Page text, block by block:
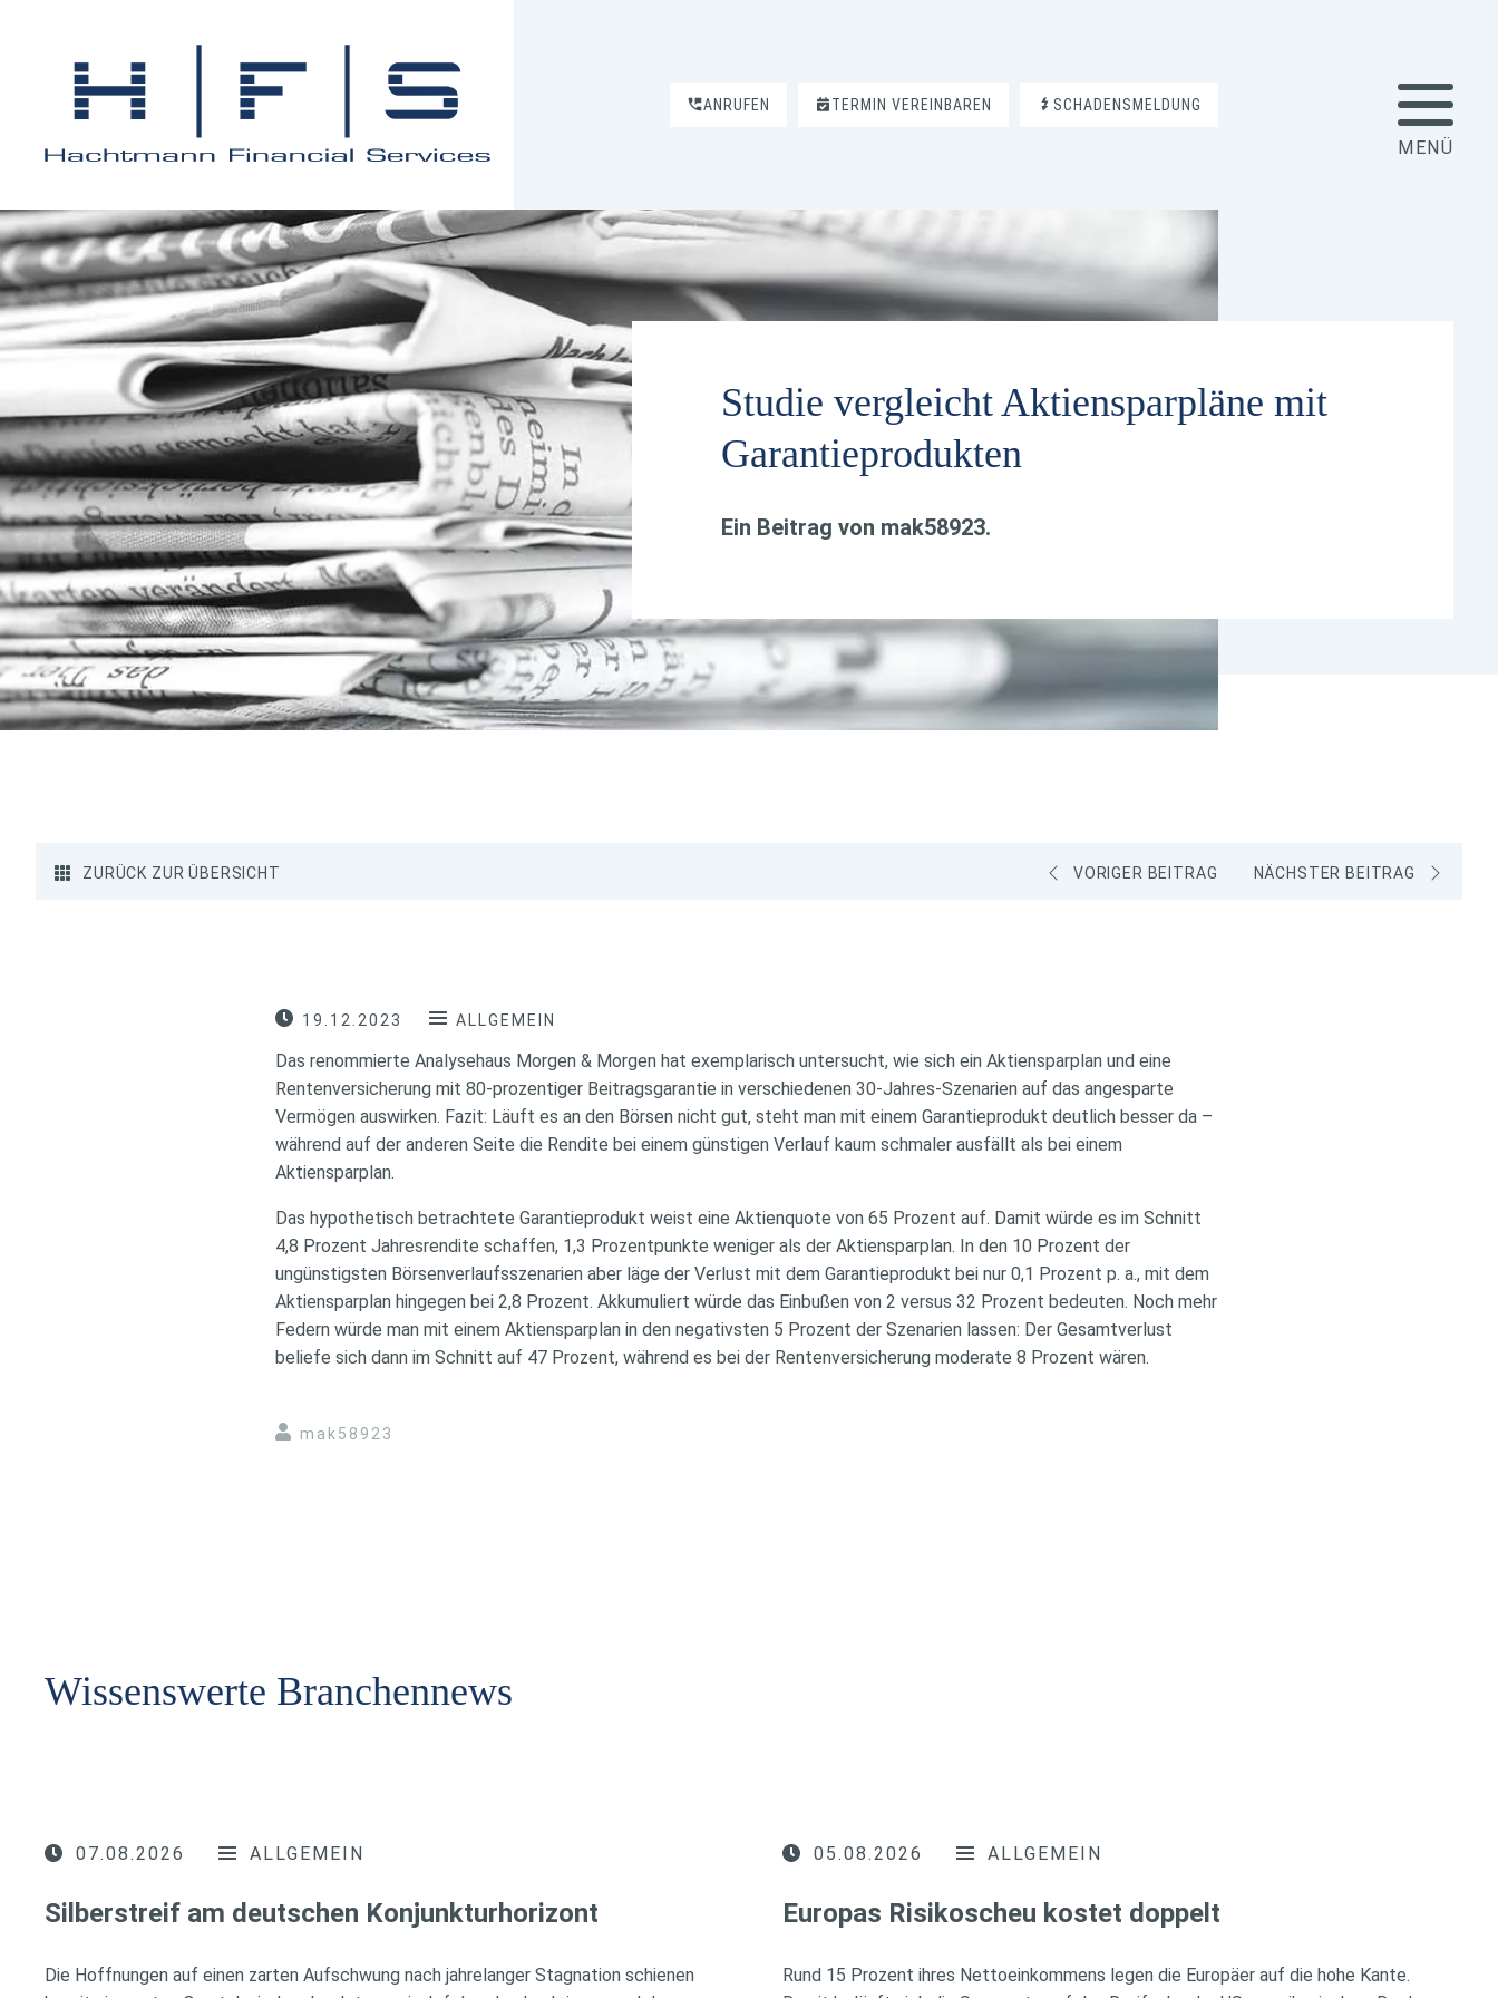
ANRUFEN TERMIN VEREINBAREN SCHADENSMELDUNG
Studie vergleicht Aktiensparpläne mit
Garantieprodukten
Ein Beitrag von mak58923.
ZURÜCK ZUR ÜBERSICHT VORIGER BEITRAG NÄCHSTER BEITRAG
19.12.2023 ALLGEMEIN
Das renommierte Analysehaus Morgen & Morgen hat exemplarisch untersucht, wie sich ein Aktiensparplan und eine
Rentenversicherung mit 80-prozentiger Beitragsgarantie in verschiedenen 30-Jahres-Szenarien auf das angesparte
Vermögen auswirken. Fazit: Läuft es an den Börsen nicht gut, steht man mit einem Garantieprodukt deutlich besser da –
während auf der anderen Seite die Rendite bei einem günstigen Verlauf kaum schmaler ausfällt als bei einem
Aktiensparplan.
Das hypothetisch betrachtete Garantieprodukt weist eine Aktienquote von 65 Prozent auf. Damit würde es im Schnitt
4,8 Prozent Jahresrendite schaffen, 1,3 Prozentpunkte weniger als der Aktiensparplan. In den 10 Prozent der
ungünstigsten Börsenverlaufsszenarien aber läge der Verlust mit dem Garantieprodukt bei nur 0,1 Prozent p. a., mit dem
Aktiensparplan hingegen bei 2,8 Prozent. Akkumuliert würde das Einbußen von 2 versus 32 Prozent bedeuten. Noch mehr
Federn würde man mit einem Aktiensparplan in den negativsten 5 Prozent der Szenarien lassen: Der Gesamtverlust
beliefe sich dann im Schnitt auf 47 Prozent, während es bei der Rentenversicherung moderate 8 Prozent wären.
mak58923
Wissenswerte Branchennews
07.08.2026 ALLGEMEIN
Silberstreif am deutschen Konjunkturhorizont
Die Hoffnungen auf einen zarten Aufschwung nach jahrelanger Stagnation schienen
05.08.2026 ALLGEMEIN
Europas Risikoscheu kostet doppelt
Rund 15 Prozent ihres Nettoeinkommens legen die Europäer auf die hohe Kante.